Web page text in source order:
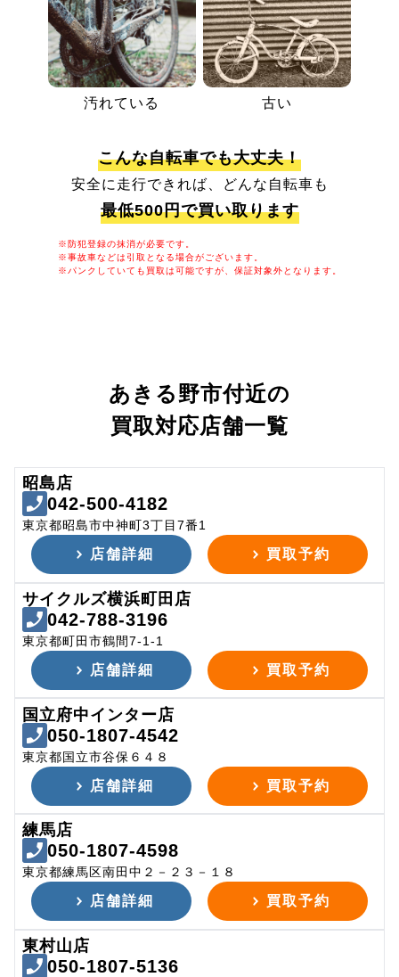
汚れている 古い
こんな自転車でも大丈夫！
安全に走行できれば、どんな自転車も
最低500円で買い取ります
※防犯登録の抹消が必要です。
※事故車などは引取となる場合がございます。
※パンクしていても買取は可能ですが、保証対象外となります。
あきる野市付近の
買取対応店舗一覧
昭島店
042-500-4182
東京都昭島市中神町3丁目7番1
店舗詳細 買取予約
サイクルズ横浜町田店
042-788-3196
東京都町田市鶴間7-1-1
店舗詳細 買取予約
国立府中インター店
050-1807-4542
東京都国立市谷保６４８
店舗詳細 買取予約
練馬店
050-1807-4598
東京都練馬区南田中２－２３－１８
店舗詳細 買取予約
東村山店
050-1807-5136